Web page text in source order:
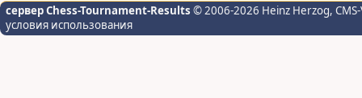
сервер Chess-Tournament-Results © 2006-2026 Heinz Herzog,
условия использования